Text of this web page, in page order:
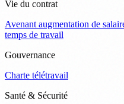
Vie du contrat
Avenant augmentation de
temps de travail
Gouvernance
Charte télétravail
Santé & Sécurité